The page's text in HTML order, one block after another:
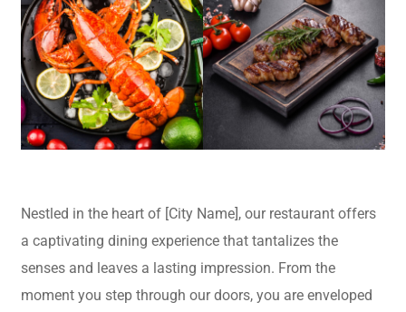
Nestled in the heart of [City Name], our restaurant offers
a captivating dining experience that tantalizes the
senses and leaves a lasting impression. From the
moment you step through our doors, you are enveloped